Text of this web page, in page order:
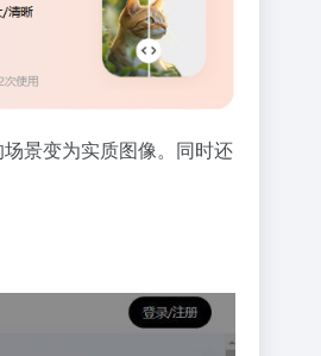
景变为实质图像。同时还